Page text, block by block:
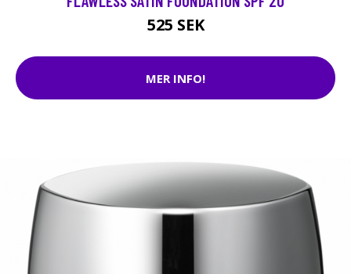
525 SEK
MER INFO!